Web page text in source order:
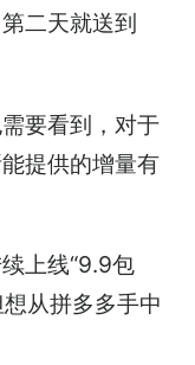
二天就送到
要看到，对于
提供的增量有
上线“9.9包
从拼多多手中